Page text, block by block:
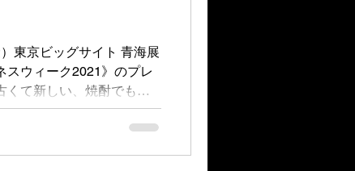
東京ビッグサイト 青海展
スウィーク2021》のプレ
くて新しい、焼酎でもな
て』と題して、IMUGE.プ
)...